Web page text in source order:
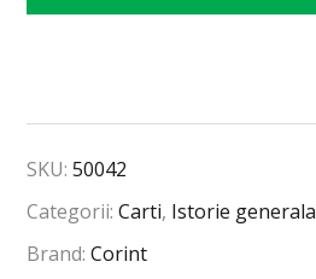
SKU:50042
Categorii:Carti, Istorie generala
Brand:Corint